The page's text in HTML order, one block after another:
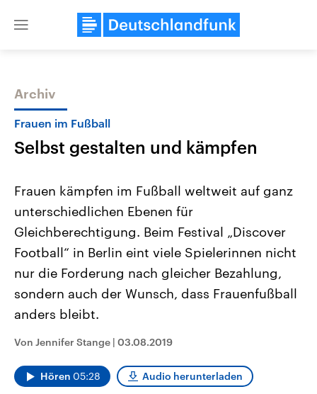
Close
Themen
USA
Aktuelle Beiträge, Analysen und
Hintergründe
Wirtschaftlich und militärisch
gehören die Vereinigten Staaten zu
den mächtigsten Ländern der Erde,
mit großem Einfluss auf das
Nahostkonflikt
Aktuelle Lage und
Der Überfall der
Terrororganisation Hamas
Oktober 2023 auf Israel
Archiv
Frauen im Fußball
Selbst gestalten und kämpfen
Frauen kämpfen im Fußball weltweit auf ganz
unterschiedlichen Ebenen für
Gleichberechtigung. Beim Festival „Discover
Football“ in Berlin eint viele Spielerinnen nicht
nur die Forderung nach gleicher Bezahlung,
sondern auch der Wunsch, dass Frauenfußball
anders bleibt.
Von Jennifer Stange | 03.08.2019
Hören 05:28 Audio herunterladen